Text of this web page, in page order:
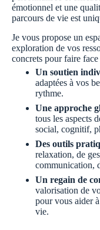
émotionnel et une
parcours de vie est
Je vous propose un
exploration de vos
concrets pour faire
Un soutien
adaptées à vos
rythme.
Une approche
tous les aspects
social, cognitif,
Des outils
relaxation, de
communication,
Un regain de
valorisation de
pour vous aider
vie.